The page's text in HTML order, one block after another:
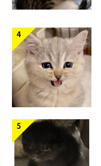
「会った瞬間、夫はす
腕の中でスヤスヤ眠っ
心を奪われました。
そしてお迎えの日。キ
ロンしてくつろぎ、そ
入って行き、当時はま
アル期間を設けてはい
ていました」